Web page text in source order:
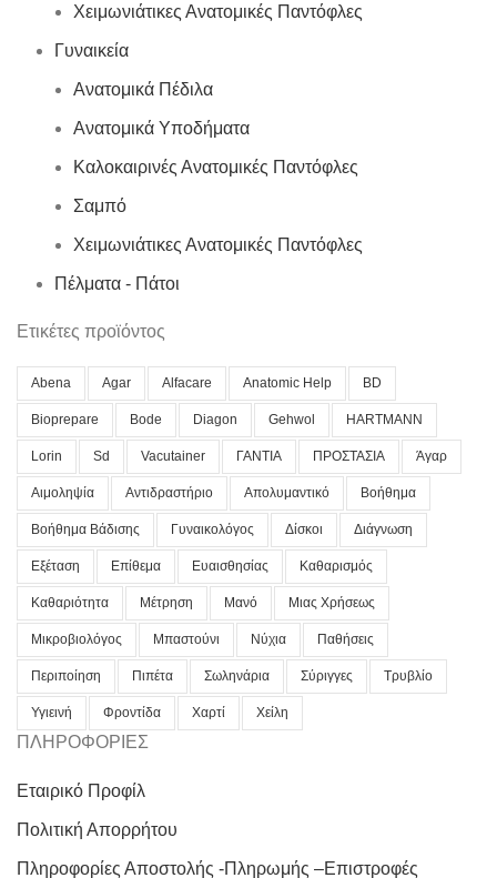
Χειμωνιάτικες Ανατομικές Παντόφλες
Γυναικεία
Ανατομικά Πέδιλα
Ανατομικά Υποδήματα
Καλοκαιρινές Ανατομικές Παντόφλες
Σαμπό
Χειμωνιάτικες Ανατομικές Παντόφλες
Πέλματα - Πάτοι
Ετικέτες προϊόντος
Abena Agar Alfacare Anatomic Help BD
Bioprepare Bode Diagon Gehwol HARTMANN
Lorin Sd Vacutainer ΓΑΝΤΙΑ ΠΡΟΣΤΑΣΙΑ Άγαρ
Αιμοληψία Αντιδραστήριο Απολυμαντικό Βοήθημα
Βοήθημα Βάδισης Γυναικολόγος Δίσκοι Διάγνωση
Εξέταση Επίθεμα Ευαισθησίας Καθαρισμός
Καθαριότητα Μέτρηση Μανό Μιας Χρήσεως
Μικροβιολόγος Μπαστούνι Νύχια Παθήσεις
Περιποίηση Πιπέτα Σωληνάρια Σύριγγες Τρυβλίο
Υγιεινή Φροντίδα Χαρτί Χείλη
ΠΛΗΡΟΦΟΡΙΕΣ
Εταιρικό Προφίλ
Πολιτική Απορρήτου
Πληροφορίες Αποστολής -Πληρωμής –Επιστροφές